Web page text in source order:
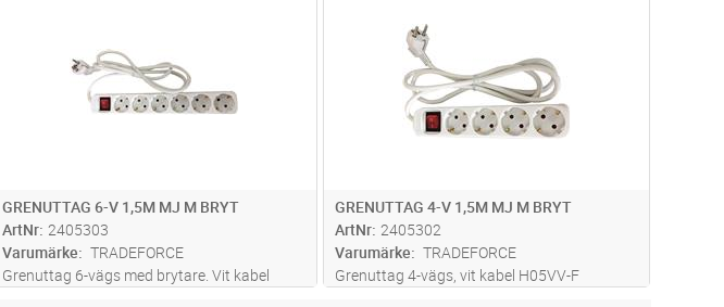
GRENUTTAG 6-V 1,5M MJ M BRYT
ArtNr 2405303
Varumärke
TRADEFORCE
Grenuttag 6-vägs med brytare. Vit kabel
GRENUTTAG 4-V 1,5M MJ M BRYT
ArtNr 2405302
Varumärke
TRADEFORCE
Grenuttag 4-vägs, vit kabel H05VV-F